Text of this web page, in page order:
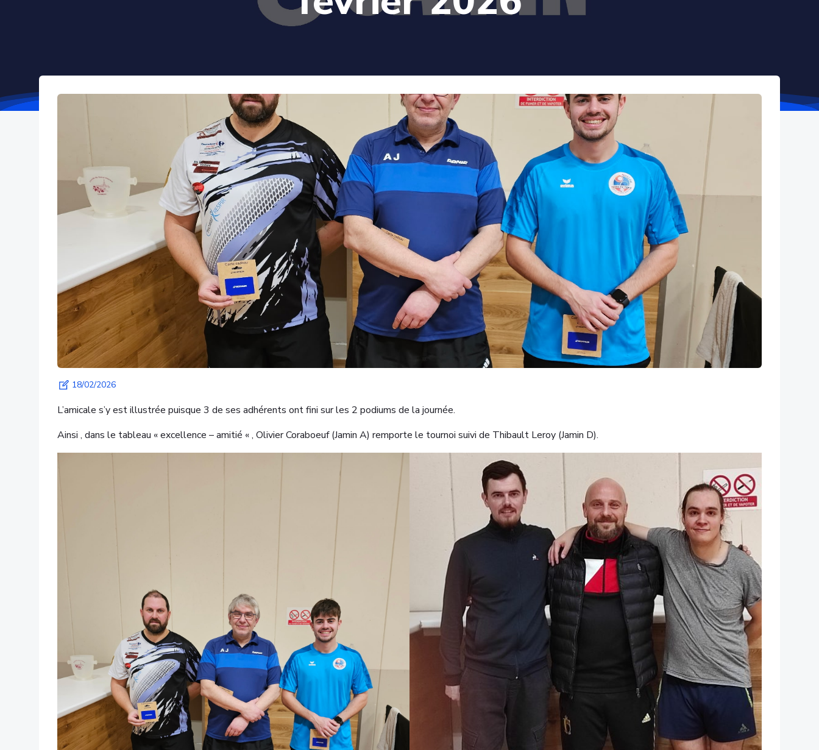
18/02/2026
L’amicale s’y est illustrée puisque 3 de ses adhérents ont fini sur les 2 podiums de la journée.
Ainsi , dans le tableau « excellence – amitié « , Olivier Coraboeuf (Jamin A) remporte le tournoi suivi de Thibault Leroy (Jamin D).